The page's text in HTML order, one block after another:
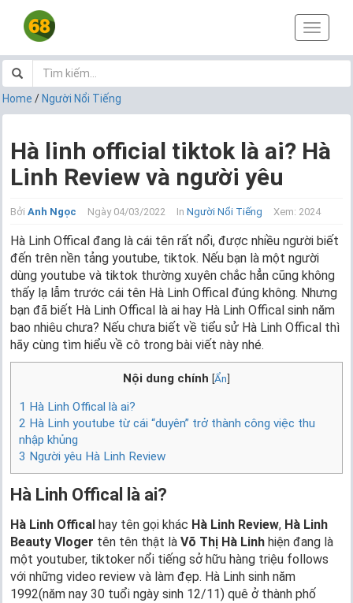
T
o
g
v
t
i
n
Home / Người Nổi Tiếng
Hà linh official tiktok là ai? Hà
Linh Review và người yêu
Bởi Anh Ngọc Ngày 04/03/2022 In Người Nổi Tiếng Xem: 2024
Hà Linh Offical đang là cái tên rất nổi, được nhiều người biết
đến trên nền tảng youtube, tiktok. Nếu bạn là một người
dùng youtube và tiktok thường xuyên chắc hẳn cũng không
thấy lạ lẫm trước cái tên Hà Linh Offical đúng không. Nhưng
bạn đã biết Hà Linh Offical là ai hay Hà Linh Offical sinh năm
bao nhiêu chưa? Nếu chưa biết về tiểu sử Hà Linh Offical thì
hãy cùng tìm hiểu về cô trong bài viết này nhé.
Nội dung chính [Ẩn]
1 Hà Linh Offical là ai?
2 Hà Linh youtube từ cái “duyên” trở thành công việc thu
nhập khủng
3 Người yêu Hà Linh Review
Hà Linh Offical là ai?
Hà Linh Offical hay tên gọi khác Hà Linh Review, Hà Linh
Beauty Vloger tên tên thật là Võ Thị Hà Linh hiện đang là
một youtuber, tiktoker nổi tiếng sở hữu hàng triệu follows
với những video review và làm đẹp. Hà Linh sinh năm
1992(năm nay 30 tuổi ngày sinh 12/11) quê ở thành phố